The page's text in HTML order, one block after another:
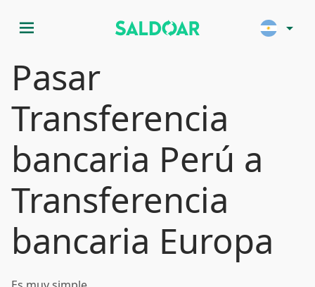
menu arrow_drop_down
Pasar
Transferencia
bancaria Perú a
Transferencia
bancaria Europa